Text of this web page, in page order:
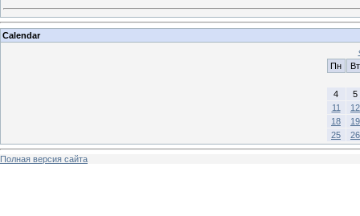
Calendar
Пн
Вт
4
5
11
12
18
19
25
26
Полная версия сайта